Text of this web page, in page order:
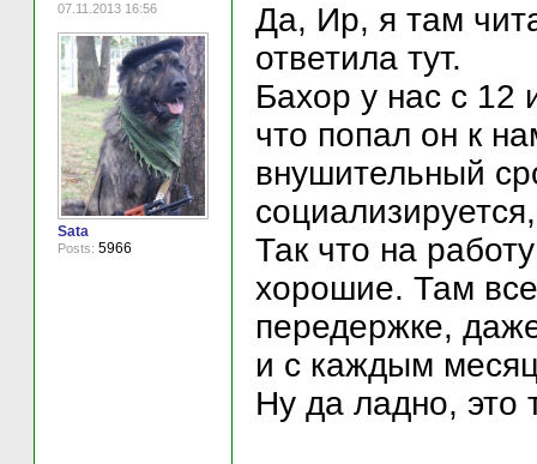
07.11.2013 16:56
Sata
Posts: 5966
Да, Ир, я там
ответила тут.
Бахор у нас с 12
что попал он к
внушительный
Так что на
хорошие. Там
передержке,
и с каждым
Ну да ладно, это